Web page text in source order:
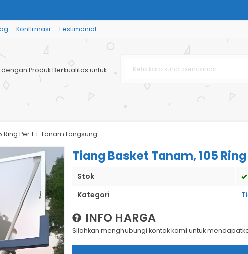
x 600 x 750....
Table for A....
- Pa....
: 1200x60....
±4000 x....
Per 2....
6 mm Ukuran....
Konfirmasi Testimonial
Produk Berkualitas untuk
Ring Per 1 + Tanam Langsung
Tiang Basket Tanam, 105
Stok
Kategori
INFO HARGA
Silahkan menghubungi kontak kami untuk